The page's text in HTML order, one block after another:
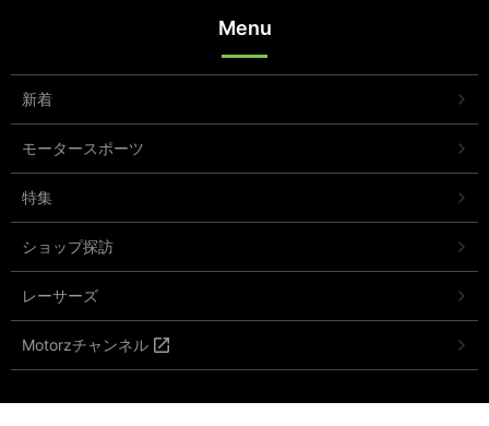
Menu
新着
モータースポーツ
特集
ショップ探訪
レーサーズ
Motorzチャンネル